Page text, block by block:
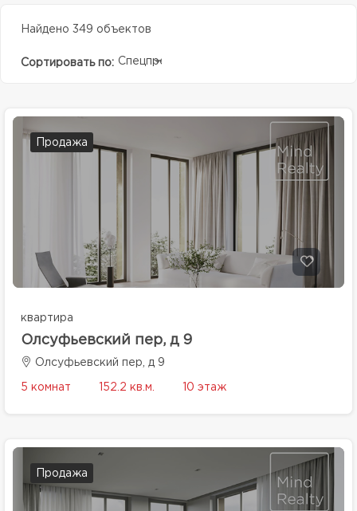
Найдено 349 объектов
Сортировать по: Спецпредолжение
Продажа
квартира
Олсуфьевский пер, д 9
Олсуфьевский пер, д 9
5 комнат 152.2 кв.м. 10 этаж
Продажа